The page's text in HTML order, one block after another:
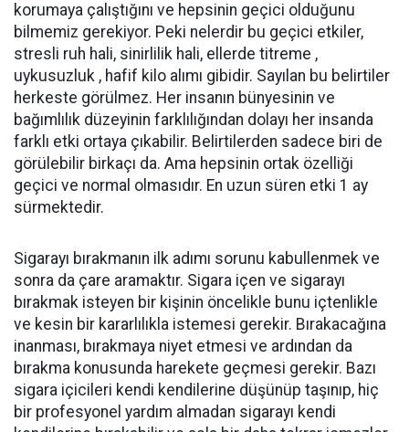
korumaya çalıştığını ve hepsinin geçici olduğunu
bilmemiz gerekiyor. Peki nelerdir bu geçici etkiler,
stresli ruh hali, sinirlilik hali, ellerde titreme ,
uykusuzluk , hafif kilo alımı gibidir. Sayılan bu belirtiler
herkeste görülmez. Her insanın bünyesinin ve
bağımlılık düzeyinin farklılığından dolayı her insanda
farklı etki ortaya çıkabilir. Belirtilerden sadece biri de
görülebilir birkaçı da. Ama hepsinin ortak özelliği
geçici ve normal olmasıdır. En uzun süren etki 1 ay
sürmektedir.
Sigarayı bırakmanın ilk adımı sorunu kabullenmek ve
sonra da çare aramaktır. Sigara içen ve sigarayı
bırakmak isteyen bir kişinin öncelikle bunu içtenlikle
ve kesin bir kararlılıkla istemesi gerekir. Bırakacağına
inanması, bırakmaya niyet etmesi ve ardından da
bırakma konusunda harekete geçmesi gerekir. Bazı
sigara içicileri kendi kendilerine düşünüp taşınıp, hiç
bir profesyonel yardım almadan sigarayı kendi